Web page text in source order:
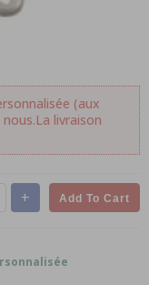
(aux
livraison
+ Add To Cart